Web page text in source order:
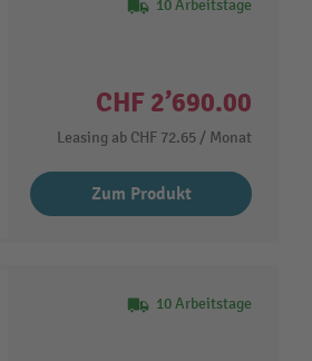
10 Arbeitstage
CHF 2’690.00
Leasing ab CHF 72.65/ Monat
Zum Produkt
10 Arbeitstage